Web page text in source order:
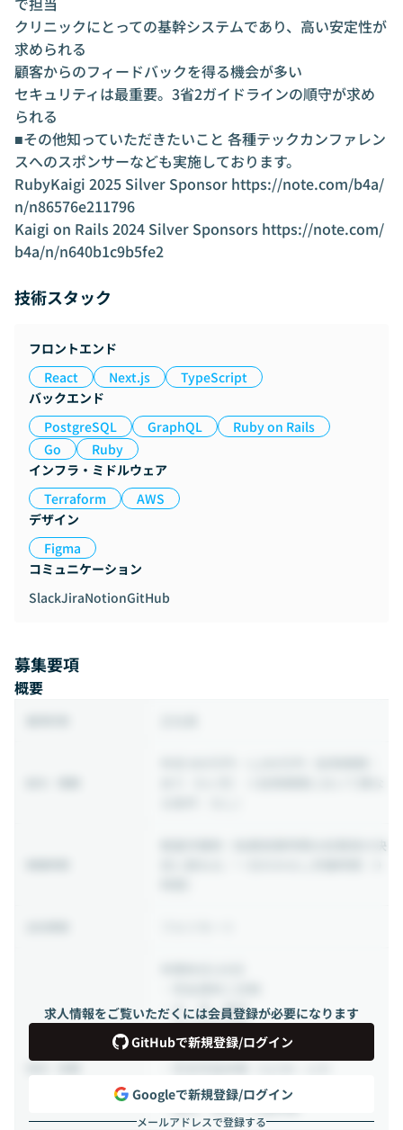
クリニックにとっての基幹システムであり、高い安定性が
求められる
顧客からのフィードバックを得る機会が多い
セキュリティは最重要。3省2ガイドラインの順守が求め
られる
■その他知っていただきたいこと 各種テックカンファレン
スへのスポンサーなども実施しております。
RubyKaigi 2025 Silver Sponsor https://note.com/b4a/
n/n86576e211796
Kaigi on Rails 2024 Silver Sponsors https://note.com/
b4a/n/n640b1c9b5fe2
技術スタック
フロントエンド
React
Next.js
TypeScript
バックエンド
PostgreSQL
GraphQL
Ruby on Rails
Go
Ruby
インフラ・ミドルウェア
Terraform
AWS
デザイン
Figma
コミュニケーション
SlackJiraNotionGitHub
募集要項
概要
求人情報をご覧いただくには会員登録が必要になります
GitHubで新規登録/ログイン
Googleで新規登録/ログイン
メールアドレスで登録する
（始業就業時間は従業員の決
・土、日、祝日
・年次有給休暇
・夏季休暇
・慶弔休暇
・産休、育休、介護休暇